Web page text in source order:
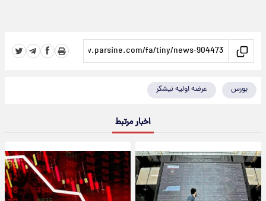
بورس عرضه اولیه نیشکر
اخبار مرتبط